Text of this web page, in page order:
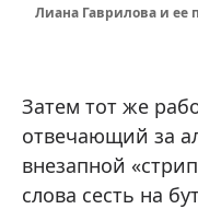
Лиана Гаврилова и ее
Затем тот же
отвечающий за
внезапной
слова сесть на